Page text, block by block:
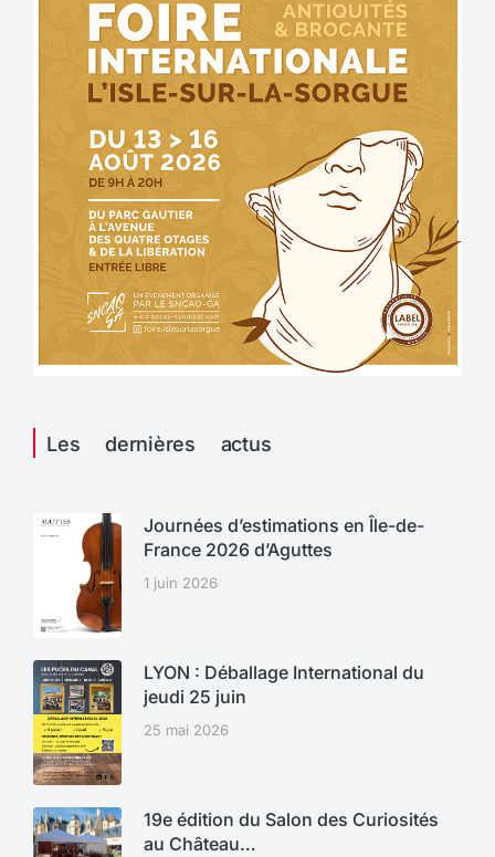
Les dernières actus
Journées d’estimations en Île-de-
France 2026 d’Aguttes
1 juin 2026
LYON : Déballage International du
jeudi 25 juin
25 mai 2026
19e édition du Salon des Curiosités
au Château…